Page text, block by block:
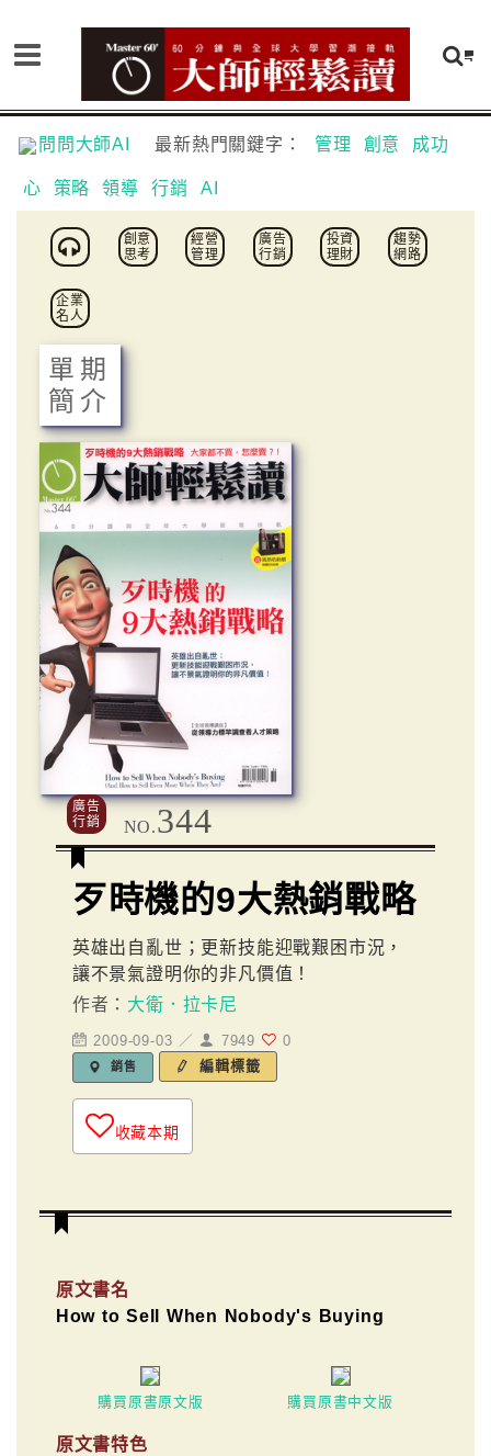
問問大師AI 最新熱門關鍵字： 管理 創意 成功
心 策略 領導 行銷 AI
創意
思考
經營
管理
廣告
行銷
投資
理財
趨勢
網路
企業
名人
單期
簡介
廣告
行銷
NO.344
歹時機的9大熱銷戰略
英雄出自亂世；更新技能迎戰艱困市況，
讓不景氣證明你的非凡價值！
作者： 大衛．拉卡尼
2009-09-03 ／ 7949 0
銷售 編輯標籤
收藏本期
原文書名
How to Sell When Nobody's Buying
購買原書原文版 購買原書中文版
原文書特色